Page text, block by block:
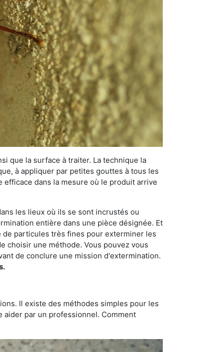
que la surface à traiter. La technique la
à appliquer par petites gouttes à tous les
efficace dans la mesure où le produit arrive
les lieux où ils se sont incrustés ou
entière dans une pièce désignée. Et
particules très fines pour exterminer les
choisir une méthode. Vous pouvez vous
de conclure une mission d'extermination.
Il existe des méthodes simples pour les
aider par un professionnel. Comment